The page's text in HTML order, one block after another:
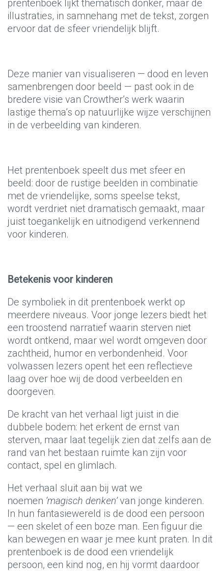
prentenboek lijkt thematisch donker, maar de
illustraties, in samnehang met de tekst, zorgen
ervoor dat de sfeer vriendelijk blijft.
Deze manier van visualiseren — dood en leven
samenbrengen door beeld — past ook in de
bredere visie van Crowther’s werk waarin
lastige thema’s op natuurlijke wijze verschijnen
in de verbeelding van kinderen.
Het prentenboek speelt dus met sfeer en
beeld: door de rustige beelden in combinatie
met de vriendelijke, soms speelse tekst,
wordt verdriet niet dramatisch gemaakt, maar
juist toegankelijk en uitnodigend verkennend
voor kinderen.
Betekenis voor kinderen
De symboliek in dit prentenboek werkt op
meerdere niveaus. Voor jonge lezers biedt het
een troostend narratief waarin sterven niet
wordt ontkend, maar wel wordt omgeven door
zachtheid, humor en verbondenheid. Voor
volwassen lezers opent het een reflectieve
laag over hoe wij de dood verbeelden en
doorgeven.
De kracht van het verhaal ligt juist in die
dubbele bodem: het erkent de ernst van
sterven, maar laat tegelijk zien dat zelfs aan de
rand van het bestaan ruimte kan zijn voor
contact, spel en glimlach.
Het verhaal sluit aan bij wat we
noemen ‘magisch denken’van jonge kinderen.
In hun fantasiewereld is de dood een persoon
— een skelet of een boze man. Een figuur die
kan bewegen en waar je mee kunt praten. In dit
prentenboek is de dood een vriendelijk
persoon, een kind nog, en hij vormt daardoor